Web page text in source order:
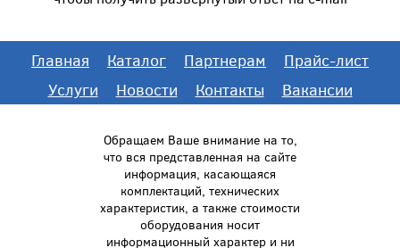
Главная Каталог Партнерам
Прайс-лист
Услуги
Новости Контакты Вакансии
Обращаем Ваше внимание на то,
что вся представленная на сайте
информация, касающаяся
комплектаций, технических
характеристик, а также стоимости
оборудования носит
информационный характер и ни